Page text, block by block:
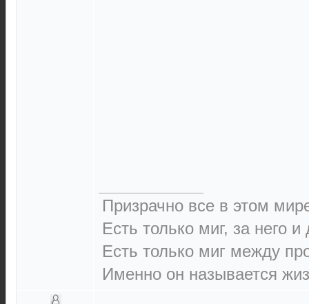
Призрачно все в этом
Есть только миг, за него
Есть только миг между
Именно он называется